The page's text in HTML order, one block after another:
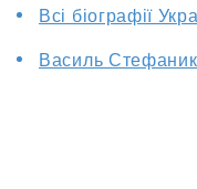
Всі біографії
Василь Стефаник